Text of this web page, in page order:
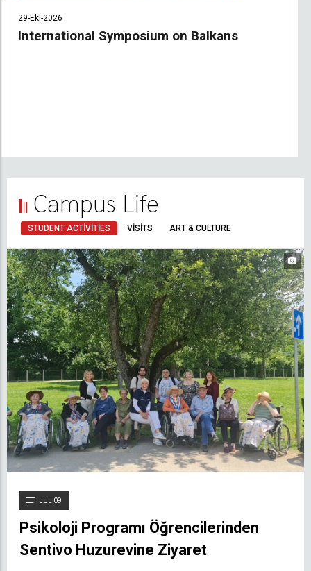
29-Eki-2026
International Symposium on Balkans
Campus Life
STUDENT ACTIVITIES VISITS ART & CULTURE
JUL 09
Psikoloji Programı Öğrencilerinden
Sentivo Huzurevine Ziyaret